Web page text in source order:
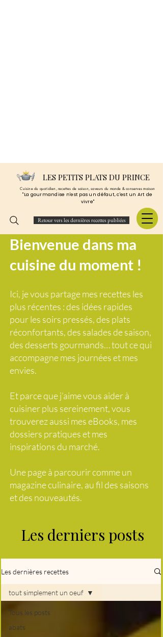
LES PETITS PLATS DU PRINCE
Cuisine du quotidien, recettes de saison, saveurs du monde & conserves maison
"La gourmandise n'est pas un défaut, c'est un Art de
vivre"
Retour vers les dernières recettes publiées
Bienvenue dans ma
cuisine du moment !
Ici, je vous partage mes recettes les
plus récentes : des idées rapides
pour les soirs pressés, des plats
réconfortants, des salades de saison,
des desserts gourmands… tout ce qui
accompagne mes journées et mes
envies.
Et parce que j’aime vous aider à
cuisiner plus sereinement, vous
trouverez aussi mes eBooks, mes
dossiers pratiques et mes
inspirations du marché.
Une page à parcourir comme un
magazine culinaire, au fil des saisons
et des nouveautés.
Les derniers posts
Les dernières recettes
Tous les posts
abats
tout simplement un oeuf